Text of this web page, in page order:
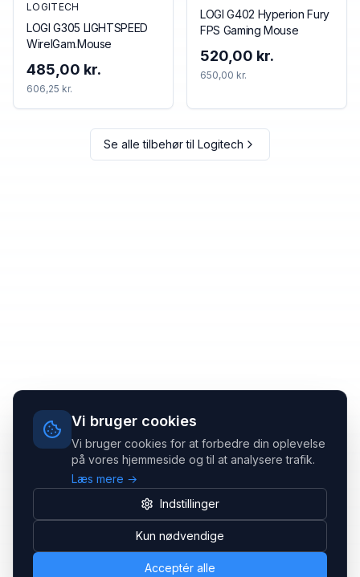
Vi bruger cookies
Vi bruger cookies for at forbedre din oplevelse
på vores hjemmeside og til at analysere trafik.
Læs mere →
Indstillinger
Kun nødvendige
Acceptér alle
LOGITECH
LOGI G305 LIGHTSPEED
WirelGam.Mouse
485,00 kr.
606,25 kr.
LOGI G402 Hyperion Fury
FPS Gaming Mouse
520,00 kr.
650,00 kr.
Se alle tilbehør til Logitech